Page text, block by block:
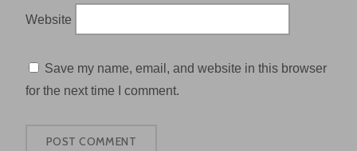
Website
Save my name, email, and website in this browser
for the next time I comment.